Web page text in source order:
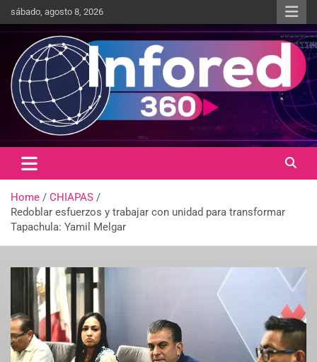
sábado, agosto 8, 2026
infored360.mx
Un giro en la información
Home
CHIAPAS
Redoblar esfuerzos y trabajar con unidad para transformar
Tapachula: Yamil Melgar